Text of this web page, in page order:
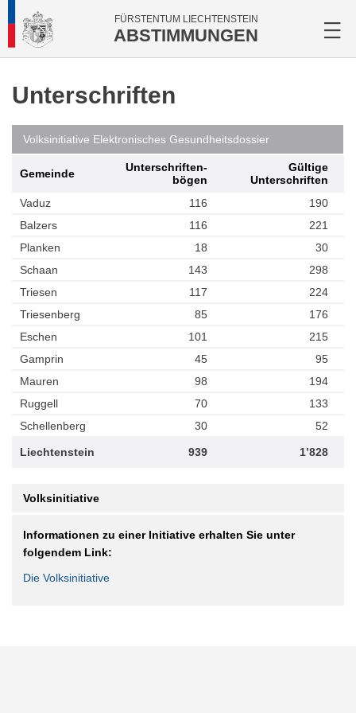
FÜRSTENTUM LIECHTENSTEIN
ABSTIMMUNGEN
Unterschriften
Volksinitiative Elektronisches Gesundheitsdossier
Gemeinde
Unterschriften­
bögen
Gültige
Unterschriften
Vaduz
116
190
Balzers
116
221
Planken
18
30
Schaan
143
298
Triesen
117
224
Triesenberg
85
176
Eschen
101
215
Gamprin
45
95
Mauren
98
194
Ruggell
70
133
Schellenberg
30 52
Liechtenstein 939 1’828
Volksinitiative
Informationen zu einer Initiative erhalten Sie unter
folgendem Link:
Die Volksinitiative